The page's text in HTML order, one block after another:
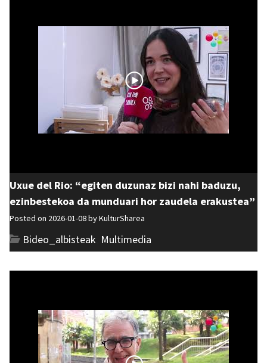
Uxue del Rio: “egiten duzunaz bizi nahi baduzu,
ezinbestekoa da munduari hor zaudela erakustea”
Posted on 2026-01-08 byKulturSharea
Bideo_albisteak Multimedia